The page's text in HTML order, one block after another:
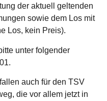
der aktuell geltenden
sowie dem Los mit
Los, kein Preis).
unter folgender
auch für den TSV
die vor allem jetzt in